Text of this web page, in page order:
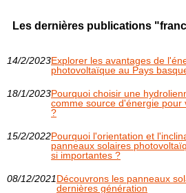
Les dernières publications
14/2/2023Explorer les avantages de
photovoltaïque au Pays
18/1/2023Pourquoi choisir une
comme source d'énergie pour
?
15/2/2022Pourquoi l'orientation et
panneaux solaires
si importantes ?
08/12/2021Découvrons les panneaux
dernières génération